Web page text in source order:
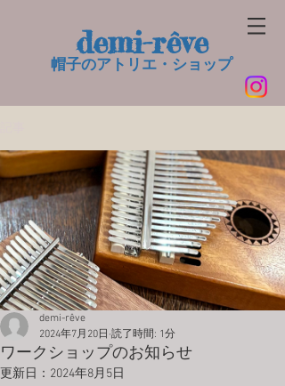
demi-rêve
帽子のアトリエ・ショップ​
ワークショップのお知らせ
demi-rêve
2024年7月20日 読了時間: 1分
更新日： 2024年8月5日